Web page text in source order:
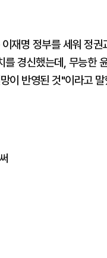
재명 정부를 세워 정권
경신했는데, 무능한
이 반영된 것"이라고 말